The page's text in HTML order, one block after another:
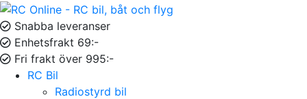
Snabba leveranser
Enhetsfrakt 69:-
Fri frakt över 995:-
RC Bil
Radiostyrd bil